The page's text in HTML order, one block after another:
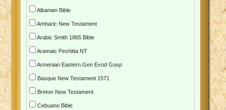
Albanian Bible
Amharic New Testament
Arabic Smith 1865 Bible
Aramaic Peshitta NT
Armenian Eastern Gen Exod Gosp
Basque New Testament 1571
Breton New Testament
Cebuano Bible